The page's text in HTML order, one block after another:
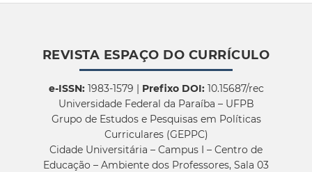
REVISTA ESPAÇO DO CURRÍCULO
e-ISSN:1983-1579 | Prefixo DOI:10.15687/rec
Universidade Federal da Paraíba – UFPB
Grupo de Estudos e Pesquisas em Políticas
Curriculares (GEPPC)
Cidade Universitária – Campus I – Centro de
Educação – Ambiente dos Professores, Sala 03